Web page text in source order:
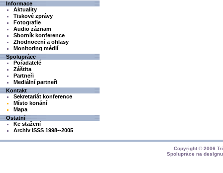
Informace
Aktuality
Tiskové zprávy
Fotografie
Audio záznam
Sborník konference
Zhodnocení a ohlasy
Monitoring médií
Spolupráce
Pořadatelé
Záštita
Partneři
Mediální partneři
Kontakt
Sekretariát konference
Místo konání
Mapa
Ostatní
Ke stažení
Archiv ISSS 1998--2005
Copyright © 2006
Spolupráce na